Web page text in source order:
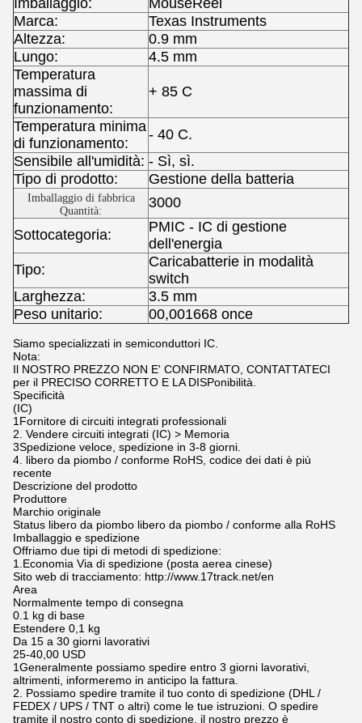
Imballaggio:
MouseReel
Marca:
Texas Instruments
Altezza:
0.9 mm
Lungo:
4.5 mm
Temperatura
massima di
funzionamento:
+ 85 C
Temperatura minima
di funzionamento:
- 40 C.
Sensibile all'umidità: - Sì, sì.
Tipo di prodotto:
Gestione della batteria
Imballaggio di fabbrica
Quantità:
3000
Sottocategoria:
PMIC - IC di gestione
dell'energia
Tipo:
Caricabatterie in modalità
switch
Larghezza:
3.5 mm
Peso unitario:
00,001668 once
Siamo specializzati in semiconduttori IC.
Nota:
Il NOSTRO PREZZO NON E' CONFIRMATO, CONTATTATECI
per il PRECISO CORRETTO E LA DISPonibilità.
Specificità
(IC)
1Fornitore di circuiti integrati professionali
2. Vendere circuiti integrati (IC) > Memoria
3Spedizione veloce, spedizione in 3-8 giorni.
4. libero da piombo / conforme RoHS, codice dei dati è più
recente
Descrizione del prodotto
Produttore
Marchio originale
Status libero da piombo libero da piombo / conforme alla RoHS
Imballaggio e spedizione
Offriamo due tipi di metodi di spedizione:
1.Economia Via di spedizione (posta aerea cinese)
Sito web di tracciamento: http://www.17track.net/en
Area
Normalmente tempo di consegna
0.1 kg di base
Estendere 0,1 kg
Da 15 a 30 giorni lavorativi
25-40,00 USD
1Generalmente possiamo spedire entro 3 giorni lavorativi,
altrimenti, informeremo in anticipo la fattura.
2. Possiamo spedire tramite il tuo conto di spedizione (DHL /
FEDEX / UPS / TNT o altri) come le tue istruzioni. O spedire
tramite il nostro conto di spedizione, il nostro prezzo è